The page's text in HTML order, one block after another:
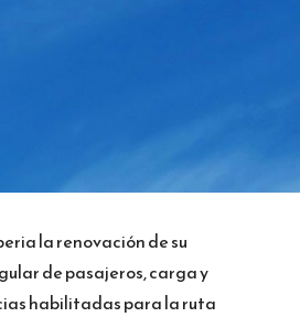
la renovación de su
de pasajeros, carga y
habilitadas para la ruta